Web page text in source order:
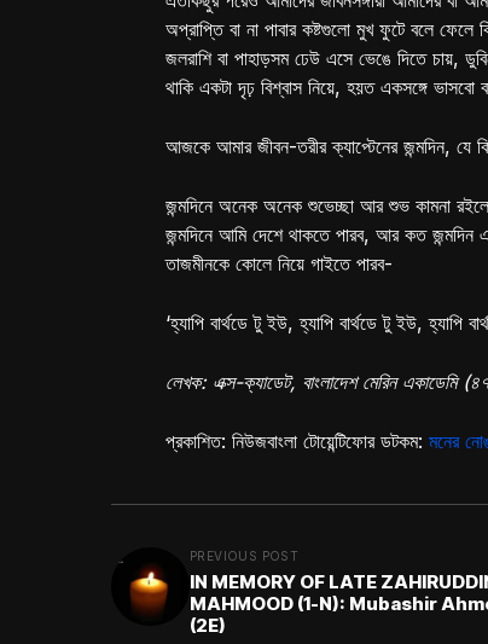
অপ্রাপ্তি বা না পাবার কষ্টগুলো মুখ ফুটে বলে
জলরাশি বা পাহাড়সম ঢেউ এসে ভেঙে দিতে চায়,
থাকি একটা দৃঢ় বিশ্বাস নিয়ে, হয়ত একসঙ্গে
আজকে আমার জীবন-তরীর ক্যাপ্টেনের জন্মদিন, যে
জন্মদিনে অনেক অনেক শুভেচ্ছা আর শুভ কামনা
জন্মদিনে আমি দেশে থাকতে পারব, আর কত জন্মদিন
তাজমীনকে কোলে নিয়ে গাইতে পারব-
‘হ্যাপি বার্থডে টু ইউ, হ্যাপি বার্থডে টু ইউ, হ্যাপি
লেখক: এক্স-ক্যাডেট, বাংলাদেশ মেরিন একাডেমি
প্রকাশিত: নিউজবাংলা টোয়েন্টিফোর ডটকম: মনের
PREVIOUS POST
IN MEMORY OF LATE ZAHIRUDDIN
MAHMOOD (1-N): Mubashir Ahmed Khan
(2E)